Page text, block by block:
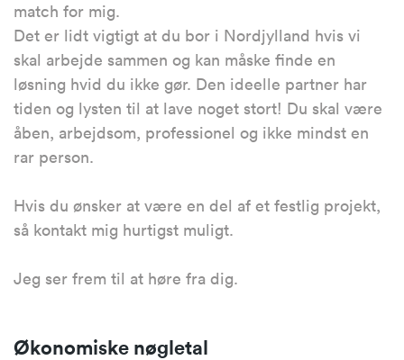
match for mig.
Det er lidt vigtigt at du bor i Nordjylland hvis vi
skal arbejde sammen og kan måske finde en
løsning hvid du ikke gør. Den ideelle partner har
tiden og lysten til at lave noget stort! Du skal være
åben, arbejdsom, professionel og ikke mindst en
rar person.
Hvis du ønsker at være en del af et festlig projekt,
så kontakt mig hurtigst muligt.
Jeg ser frem til at høre fra dig.
Økonomiske nøgletal